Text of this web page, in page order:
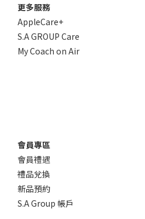
更多服務
AppleCare+
S.A GROUP Care
My Coach on Air
會員專區
會員禮遇
禮品兌換
新品預約
S.A Group 帳戶